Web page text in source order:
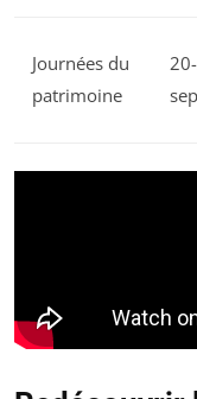
Journées du
patrimoine